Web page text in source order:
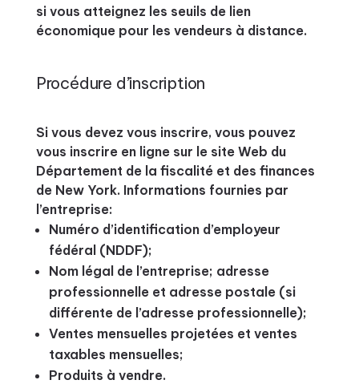
si vous atteignez les seuils de lien
économique pour les vendeurs à distance.
Procédure d’inscription
Si vous devez vous inscrire, vous pouvez
vous inscrire en ligne sur le site Web du
Département de la fiscalité et des finances
de New York. Informations fournies par
l’entreprise:
Numéro d’identification d’employeur
fédéral (NDDF);
Nom légal de l’entreprise; adresse
professionnelle et adresse postale (si
différente de l’adresse professionnelle);
Ventes mensuelles projetées et ventes
taxables mensuelles;
Produits à vendre.